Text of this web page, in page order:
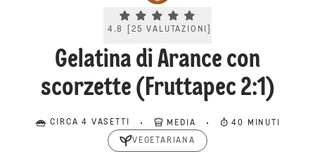
Current rating 4.8. Click to rate.
4.8 [25 VALUTAZIONI
Gelatina di Arance con
scorzette (Fruttapec 2:1)
CIRCA 4 VASETTI MEDIA 40 MINUTI
VEGETARIANA